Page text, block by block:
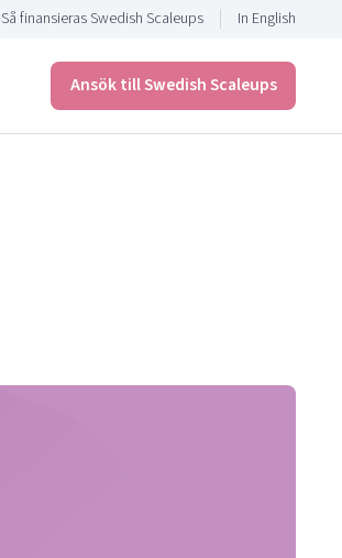
Så finansieras Swedish Scaleups In English
Ansök till Swedish Scaleups